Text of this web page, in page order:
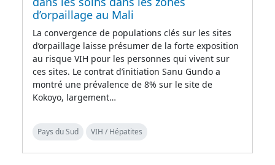
d’orpaillage au Mali
La convergence de populations clés sur les sites
d’orpaillage laisse présumer de la forte exposition
au risque VIH pour les personnes qui vivent sur
ces sites. Le contrat d’initiation Sanu Gundo a
montré une prévalence de 8% sur le site de
Kokoyo, largement…
Pays du Sud VIH / Hépatites